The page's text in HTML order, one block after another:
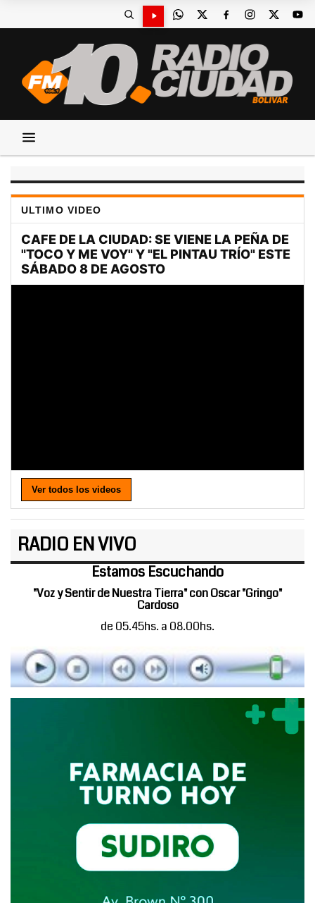
ULTIMO VIDEO
Ver todos los videos
RADIO EN VIVO
Estamos Escuchando
"Voz y Sentir de Nuestra Tierra" con Oscar "Gringo"
Cardoso
de 05.45hs. a 08.00hs.